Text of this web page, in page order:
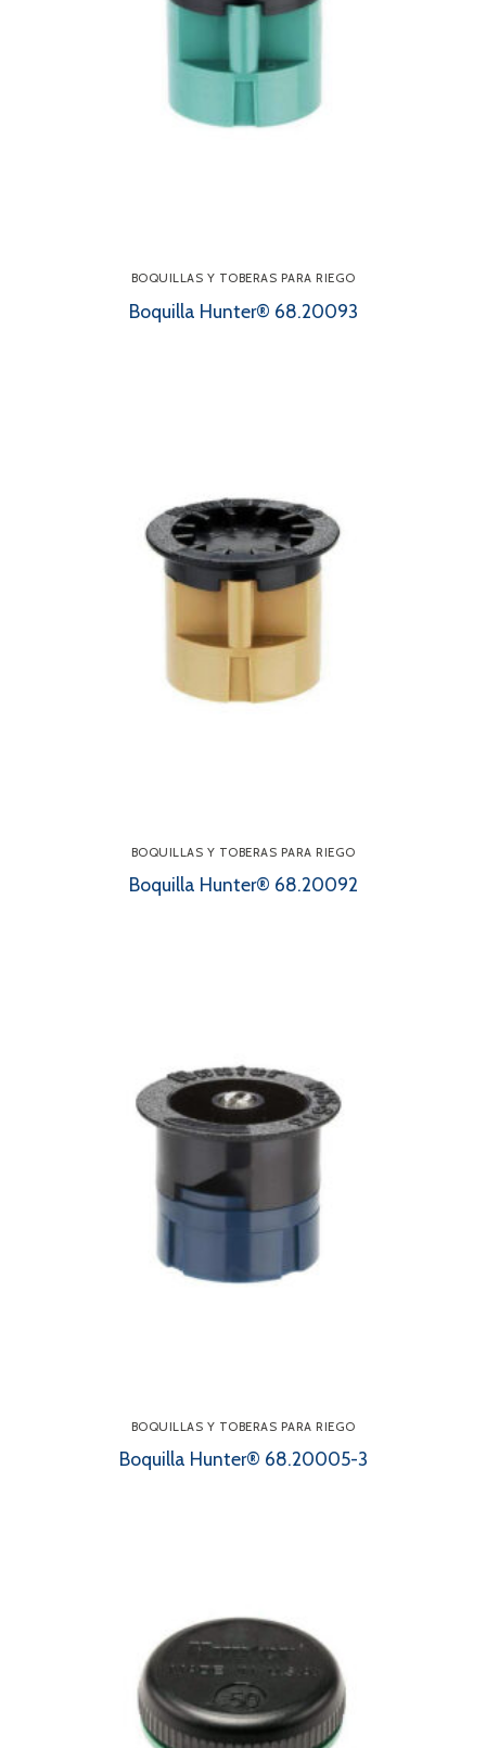
BOQUILLAS Y TOBERAS PARA RIEGO
Boquilla Hunter® 68.20093
BOQUILLAS Y TOBERAS PARA RIEGO
Boquilla Hunter® 68.20092
BOQUILLAS Y TOBERAS PARA RIEGO
Boquilla Hunter® 68.20005-3